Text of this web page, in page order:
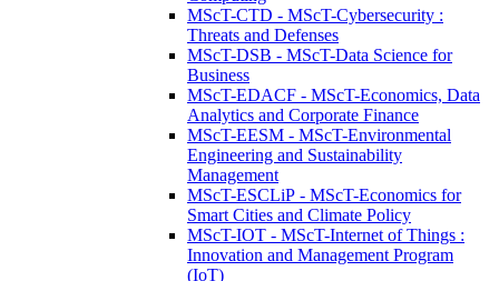
MScT-CTD - MScT-Cybersecurity :
Threats and Defenses
MScT-DSB - MScT-Data Science for
Business
MScT-EDACF - MScT-Economics, Data
Analytics and Corporate Finance
MScT-EESM - MScT-Environmental
Engineering and Sustainability
Management
MScT-ESCLiP - MScT-Economics for
Smart Cities and Climate Policy
MScT-IOT - MScT-Internet of Things :
Innovation and Management Program
(IoT)